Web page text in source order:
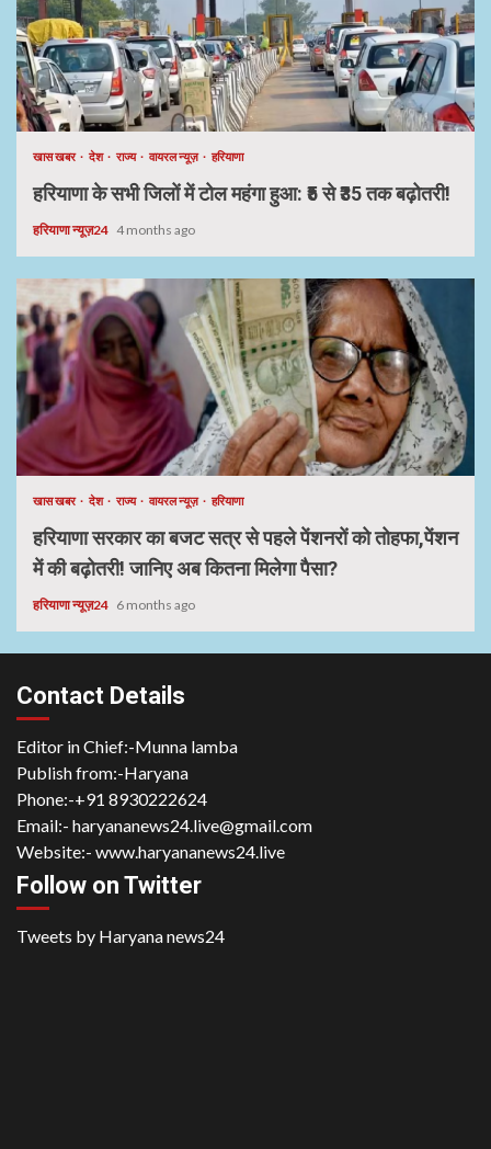
खास खबर देश राज्य वायरल न्यूज़ हरियाणा
हरियाणा के सभी जिलों में टोल महंगा हुआ: ₹5 से ₹35 तक बढ़ोतरी!
हरियाणा न्यूज़24 4 months ago
खास खबर देश राज्य वायरल न्यूज़ हरियाणा
हरियाणा सरकार का बजट सत्र से पहले पेंशनरों को तोहफा,पेंशन
में की बढ़ोतरी! जानिए अब कितना मिलेगा पैसा?
हरियाणा न्यूज़24 6 months ago
Contact Details
Editor in Chief:-Munna lamba
Publish from:-Haryana
Phone:-+91 8930222624
Email:- haryananews24.live@gmail.com
Website:- www.haryananews24.live
Follow on Twitter
Tweets by Haryana news24